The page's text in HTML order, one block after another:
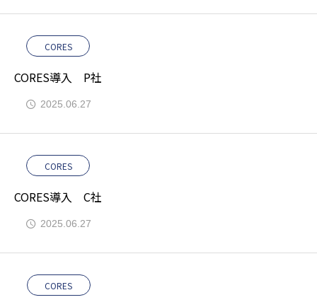
CORES
CORES導入 P社
2025.06.27
CORES
CORES導入 C社
2025.06.27
CORES